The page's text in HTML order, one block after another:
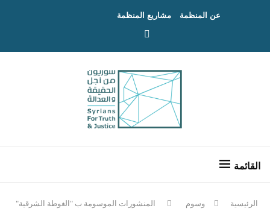
عن المنظمة مشاريع المنظمة
الرئيسية وسوم المنشورات الموسومة ب "الغوطة الشرقية"